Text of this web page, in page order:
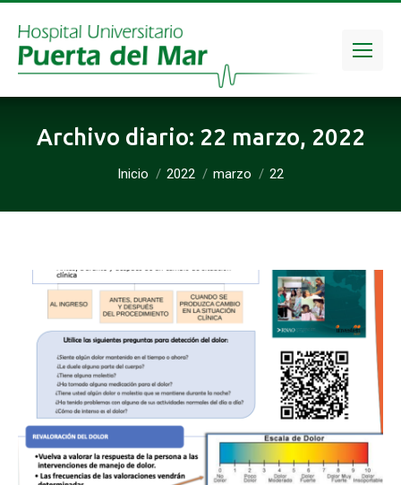
Archivo diario: 22 marzo, 2022
Inicio 2022 marzo 22